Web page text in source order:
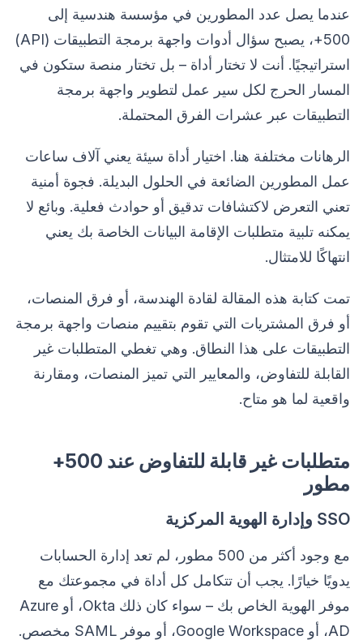
عندما يصل عدد المطورين في مؤسسة هندسية إلى
500+، يصبح سؤال أدوات واجهة برمجة التطبيقات (API)
استراتيجيًا. أنت لا تختار أداة – بل تختار منصة ستكون في
المسار الحرج لكل سير عمل لتطوير واجهة برمجة
التطبيقات عبر عشرات الفرق المحتملة.
الرهانات مختلفة هنا. اختيار أداة سيئة يعني آلاف ساعات
عمل المطورين الضائعة في الحلول البديلة. فجوة أمنية
تعني التعرض لاكتشافات تدقيق أو حوادث فعلية. وبائع لا
يمكنه تلبية متطلبات الإقامة البيانات الخاصة بك يعني
انتهاكًا للامتثال.
تمت كتابة هذه المقالة لقادة الهندسة، أو فرق المنصات،
أو فرق المشتريات التي تقوم بتقييم منصات واجهة برمجة
التطبيقات على هذا النطاق. وهي تغطي المتطلبات غير
القابلة للتفاوض، والمعايير التي تميز المنصات، ومقارنة
واقعية لما هو متاح.
متطلبات غير قابلة للتفاوض عند 500+
مطور
SSO وإدارة الهوية المركزية
مع وجود أكثر من 500 مطور، لم تعد إدارة الحسابات
يدويًا خيارًا. يجب أن تتكامل كل أداة في مجموعتك مع
موفر الهوية الخاص بك – سواء كان ذلك Okta، أو Azure
AD، أو Google Workspace، أو موفر SAML مخصص.